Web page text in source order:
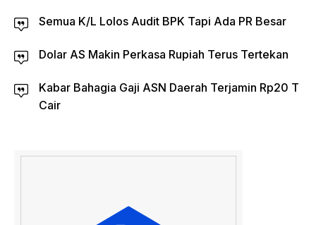
Semua K/L Lolos Audit BPK Tapi Ada PR Besar
Dolar AS Makin Perkasa Rupiah Terus Tertekan
Kabar Bahagia Gaji ASN Daerah Terjamin Rp20 T
Cair